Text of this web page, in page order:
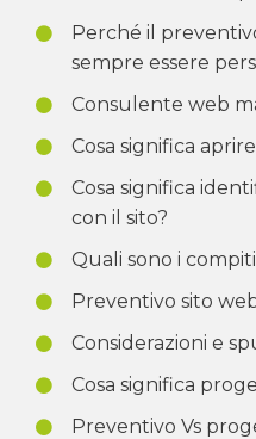
Perché il
sempre essere
Consulente web
Cosa significa
Cosa significa
con il sito?
Quali sono i
Preventivo sito
Considerazioni e
Cosa significa
Preventivo Vs